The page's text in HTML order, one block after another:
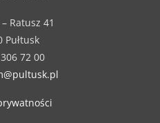
Ratusz 41
Pułtusk
72 00